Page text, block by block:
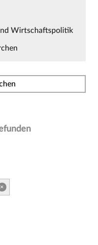
Wirtschaftspolitik
×